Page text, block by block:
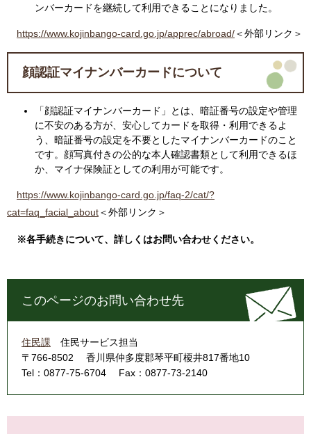
ンバーカードを継続して利用できることになりました。​
https://www.kojinbango-card.go.jp/apprec/abroad/＜外部リンク＞
顔認証マイナンバーカードについて
「顔認証マイナンバーカード」とは、暗証番号の設定や管理
に不安のある方が、安心してカードを取得・利用できるよ
う、暗証番号の設定を不要としたマイナンバーカードのこと
です。顔写真付きの公的な本人確認書類として利用できるほ
か、マイナ保険証としての利用が可能です。​
https://www.kojinbango-card.go.jp/faq-2/cat/?
cat=faq_facial_about＜外部リンク＞
※各手続きについて、詳しくはお問い合わせください。
このページのお問い合わせ先
住民課
住民サービス担当
〒766-8502
香川県仲多度郡琴平町榎井817番地10
Tel：0877-75-6704
Fax：0877-73-2140